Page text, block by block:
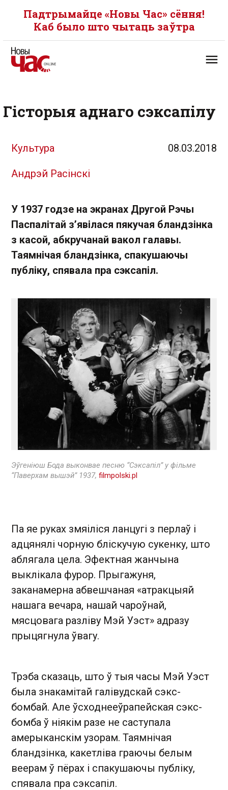
Падтрымайце «Новы Час» сёння!
Каб было што чытаць заўтра
Гісторыя аднаго сэксапілу
Культура 08.03.2018
Андрэй Расінскі
У 1937 годзе на экранах Другой Рэчы
Паспалітай з’явілася пякучая бландзінка
з касой, абкручанай вакол галавы.
Таямнічая бландзінка, спакушаючы
публіку, спявала пра сэксапіл.
Эўгеніюш Бода выконвае песню “Сэксапіл” у фільме
“Паверхам вышэй” 1937, filmpolski.pl
Па яе руках змяіліся ланцугі з перлаў і
адцянялі чорную бліскучую сукенку, што
аблягала цела. Эфектная жанчына
выклікала фурор. Прыгажуня,
заканамерна абвешчаная «атракцыяй
нашага вечара, нашай чароўнай,
мясцовага разліву Мэй Уэст» адразу
прыцягнула ўвагу.
Трэба сказаць, што ў тыя часы Мэй Уэст
была знакамітай галівудскай сэкс-
бомбай. Але ўсходнееўрапейская сэкс-
бомба ў ніякім разе не саступала
амерыканскім узорам. Таямнічая
бландзінка, какетліва граючы белым
веерам ў пёрах і спакушаючы публіку,
спявала пра сэксапіл.